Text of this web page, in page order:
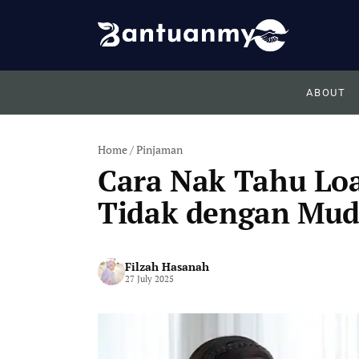
ABOUT
Home/Pinjaman
Cara Nak Tahu
Tidak dengan
Filzah Hasanah
27 July 2025